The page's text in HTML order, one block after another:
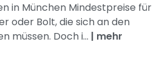
in München Mindestpreise für
oder Bolt, die sich an den
müssen. Doch i... | mehr